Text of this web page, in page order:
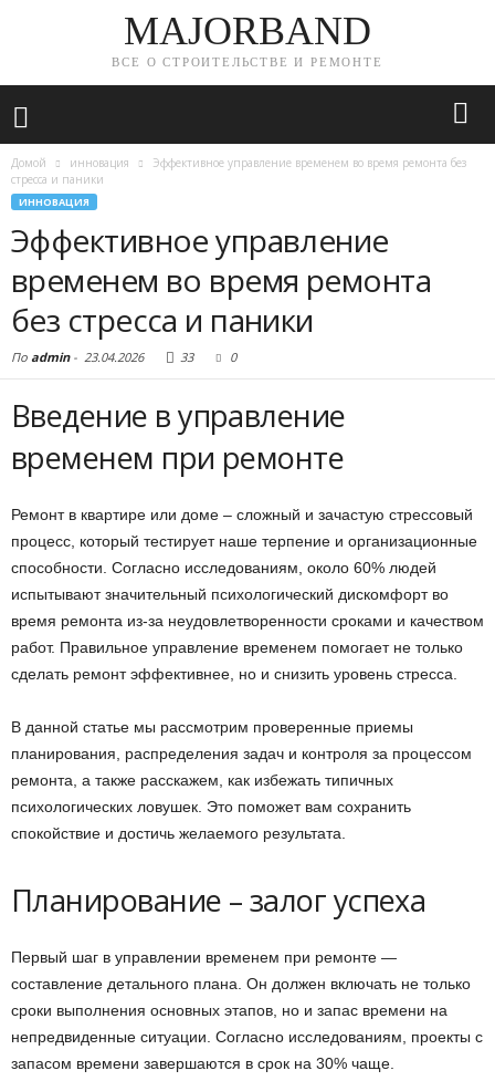
MAJORBAND
ВСЕ О СТРОИТЕЛЬСТВЕ И РЕМОНТЕ
Домой инновация
Эффективное управление временем во время ремонта без
стресса и паники
ИННОВАЦИЯ
Эффективное управление
временем во время ремонта
без стресса и паники
По admin- 23.04.2026 33 0
Введение в управление
временем при ремонте
Ремонт в квартире или доме – сложный и зачастую стрессовый
процесс, который тестирует наше терпение и организационные
способности. Согласно исследованиям, около 60% людей
испытывают значительный психологический дискомфорт во
время ремонта из-за неудовлетворенности сроками и качеством
работ. Правильное управление временем помогает не только
сделать ремонт эффективнее, но и снизить уровень стресса.
В данной статье мы рассмотрим проверенные приемы
планирования, распределения задач и контроля за процессом
ремонта, а также расскажем, как избежать типичных
психологических ловушек. Это поможет вам сохранить
спокойствие и достичь желаемого результата.
Планирование – залог успеха
Первый шаг в управлении временем при ремонте —
составление детального плана. Он должен включать не только
сроки выполнения основных этапов, но и запас времени на
непредвиденные ситуации. Согласно исследованиям, проекты с
запасом времени завершаются в срок на 30% чаще.